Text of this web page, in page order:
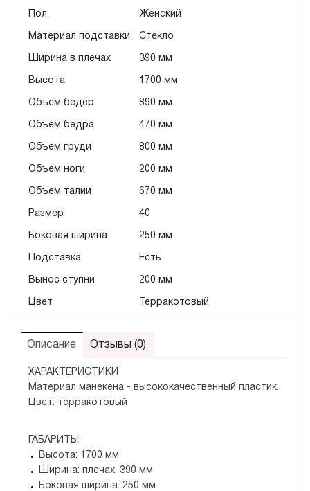
Пол Женский
Материал подставки Стекло
Ширина в плечах 390 мм
Высота 1700 мм
Объем бедер 890 мм
Объем бедра 470 мм
Объем груди 800 мм
Объем ноги 200 мм
Объем талии 670 мм
Размер 40
Боковая ширина 250 мм
Подставка Есть
Вынос ступни 200 мм
Цвет Терракотовый
Описание Отзывы (0)
ХАРАКТЕРИСТИКИ
Материал манекена - высококачественный пластик.
Цвет: терракотовый
ГАБАРИТЫ
Высота: 1700 мм
Ширина: плечах: 390 мм
Боковая ширина: 250 мм